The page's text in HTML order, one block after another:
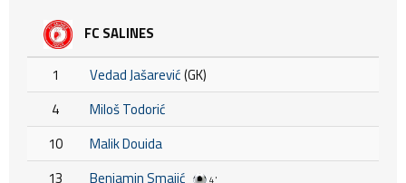
FC SALINES
1 Vedad Jašarević(GK)
4
Miloš Todorić
10
Malik Douida
13
Benjamin Smajić 4'